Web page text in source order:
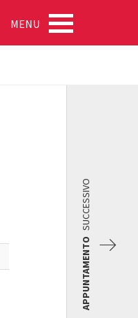
MENU
APPUNTAMENTO
SUCCESSIVO